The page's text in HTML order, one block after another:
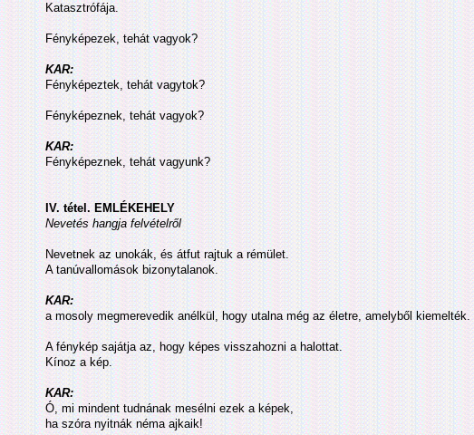
Katasztrófája.
Fényképezek, tehát vagyok?
KAR:
Fényképeztek, tehát vagytok?
Fényképeznek, tehát vagyok?
KAR:
Fényképeznek, tehát vagyunk?
IV. tétel. EMLÉKEHELY
Nevetés hangja felvételről
Nevetnek az unokák, és átfut rajtuk a rémület.
A tanúvallomások bizonytalanok.
KAR:
a mosoly megmerevedik anélkül, hogy utalna még az életre, amelyből kiemelték.
A fénykép sajátja az, hogy képes visszahozni a halottat.
Kínoz a kép.
KAR:
Ó, mi mindent tudnának mesélni ezek a képek,
ha szóra nyitnák néma ajkaik!